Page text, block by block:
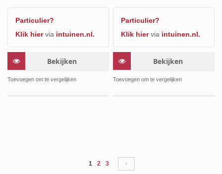
Particulier?
Klik hiervia intuinen.nl.
Bekijken
Toevoegen om te vergelijken
Particulier?
Klik hiervia intuinen.nl.
Bekijken
Toevoegen om te vergelijken
Pagina
U lees momenteel pagina
1 Pagina
2 Pagina
3